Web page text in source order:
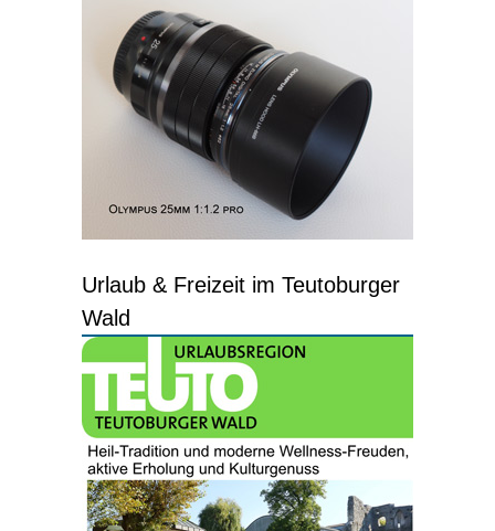
Urlaub & Freizeit im Teutoburger
Wald